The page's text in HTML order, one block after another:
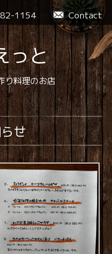
Contact
1154
っと
り料理のお店
せ